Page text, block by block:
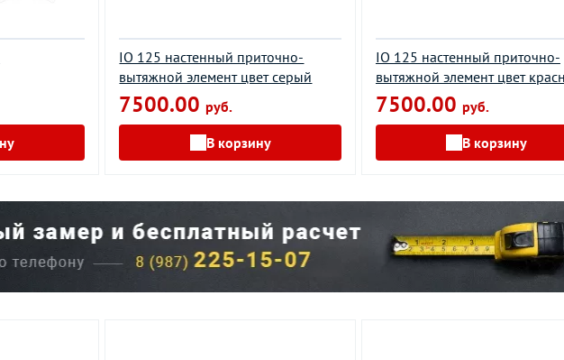
IO 125 настенный приточно-
вытяжной элемент цвет серый
7500.00руб.
В корзину
IO 125 настенный приточно-
вытяжной элемент цвет
7500.00 руб.
В корзину